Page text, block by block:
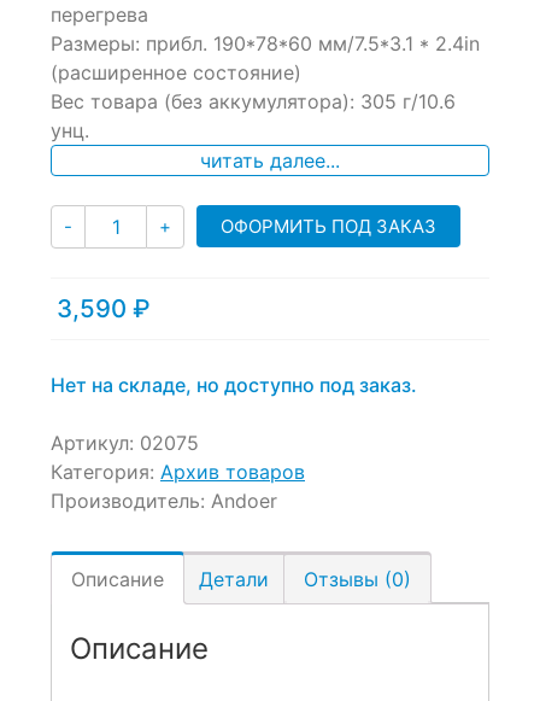
перегрева
Размеры: прибл. 190*78*60 мм/7.5*3.1 * 2.4in
(расширенное состояние)
Вес товара (без аккумулятора): 305 г/10.6
унц.
читать далее...
- Количество
+ ОФОРМИТЬ ПОД ЗАКАЗ
3,590 ₽
Нет на складе, но доступно под заказ.
Артикул: 02075
Категория: Архив товаров
Производитель: Andoer
Описание Детали Отзывы (0)
Описание